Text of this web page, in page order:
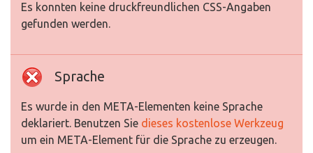
Es konnten keine druckfreundlichen CSS-Angaben
gefunden werden.
Sprache
Es wurde in den META-Elementen keine Sprache
deklariert. Benutzen Sie dieses kostenlose Werkzeug
um ein META-Element für die Sprache zu erzeugen.